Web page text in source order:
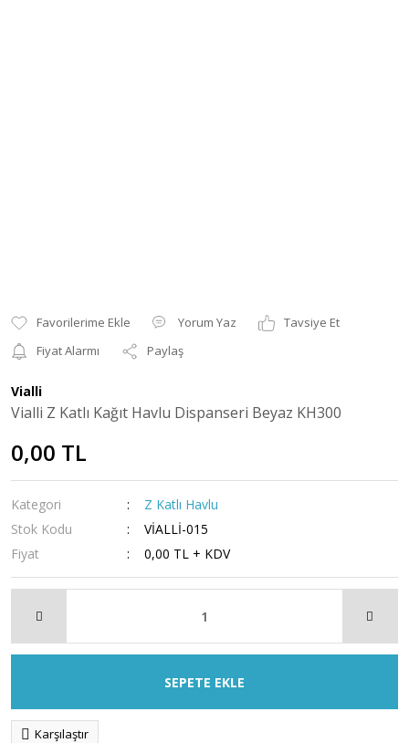
Yorum Yaz
Tavsiye Et
Fiyat Alarmı
Paylaş
Vialli
Vialli Z Katlı Kağıt Havlu Dispanseri Beyaz KH300
0,00 TL
Kategori
Z Katlı Havlu
Stok Kodu
VİALLİ-015
Fiyat
0,00 TL + KDV
SEPETE EKLE
Karşılaştır